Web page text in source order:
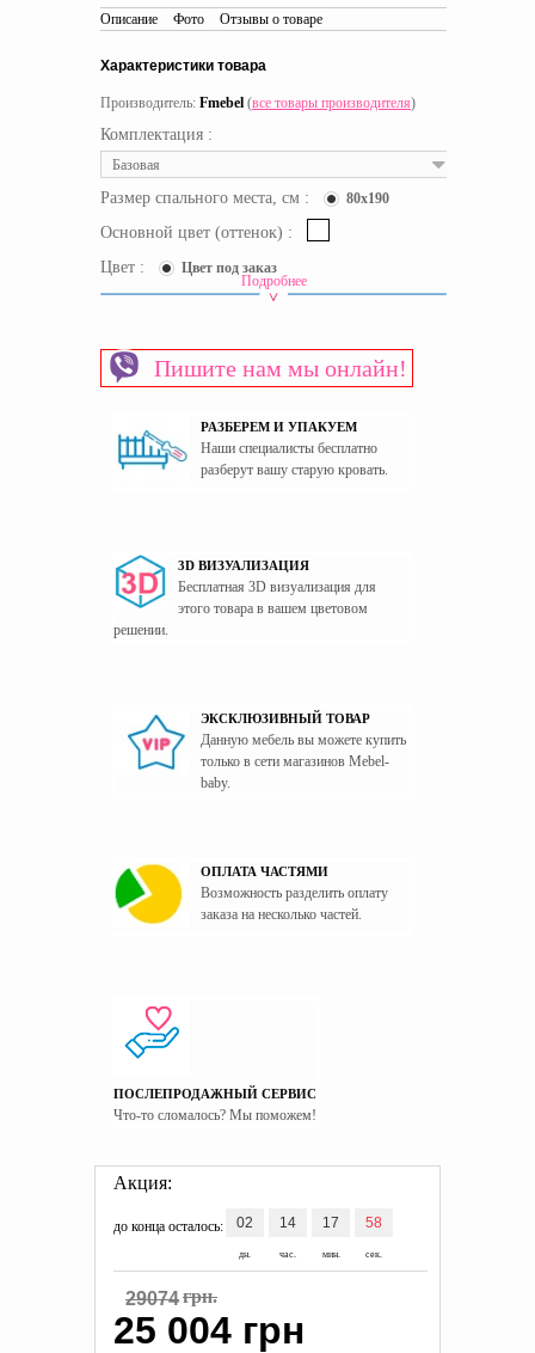
Описание Фото Отзывы о товаре
Характеристики товара
Производитель: Fmebel (все товары производителя)
Комплектация :
Базовая
Размер спального места, см : 80x190
Основной цвет (оттенок) :
Цвет :
Цвет под заказ
Ступеньки-комод
Вид кровати Кровати-чердаки
Материал изготовления фасада ЛДСП
Основание спального места Сплошное дно
Подробнее
Пишите нам мы онлайн!
РАЗБЕРЕМ И УПАКУЕМ
Наши специалисты бесплатно
разберут вашу старую кровать.
3D ВИЗУАЛИЗАЦИЯ
Бесплатная 3D визуализация для
этого товара в вашем цветовом
решении.
ЭКСКЛЮЗИВНЫЙ ТОВАР
Данную мебель вы можете купить
только в сети магазинов Mebel-
baby.
ОПЛАТА ЧАСТЯМИ
Возможность разделить оплату
заказа на несколько частей.
ПОСЛЕПРОДАЖНЫЙ СЕРВИС
Что-то сломалось? Мы поможем!
Акция:
до конца осталось: 02
дн.
14
час.
17
мин.
57
сек.
29074грн.
25 004 грн